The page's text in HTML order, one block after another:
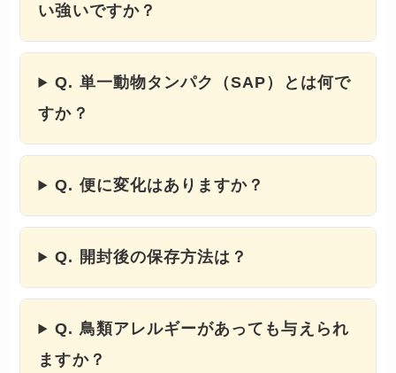
い強いですか？
Q. 単一動物タンパク（SAP）とは何で
すか？
Q. 便に変化はありますか？
Q. 開封後の保存方法は？
Q. 鳥類アレルギーがあっても与えられ
ますか？